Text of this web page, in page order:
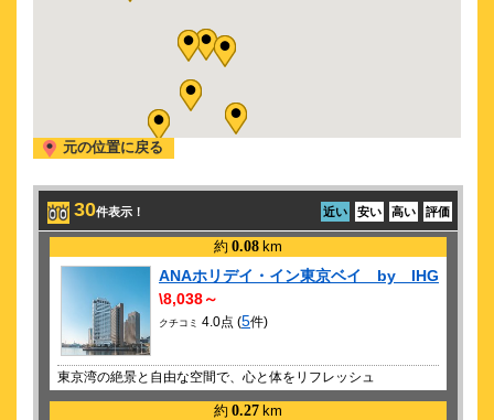
2026/10/11 (日)
舞台 ブルーロック 5th STAGE 新英雄大戦 開幕
元の位置に戻る
30件表示！ 近い 安い 高い 評価
約 0.08 km
ANAホリデイ・イン東京ベイ by IHG
\8,038～
クチコミ 4.0点 (5件)
東京湾の絶景と自由な空間で、心と体をリフレッシュ
約 0.27 km